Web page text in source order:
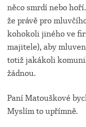
něco smrdí nebo
že právě pro
kohokoli jiného ve
majitele), aby
totiž jakákoli
žádnou.
Paní Matouškové
Myslím to upřímně.